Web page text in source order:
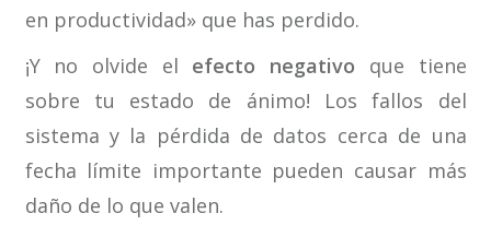
en productividad» que has perdido.
¡Y no olvide el efecto negativo que tiene
sobre tu estado de ánimo! Los fallos del
sistema y la pérdida de datos cerca de una
fecha límite importante pueden causar más
daño de lo que valen.